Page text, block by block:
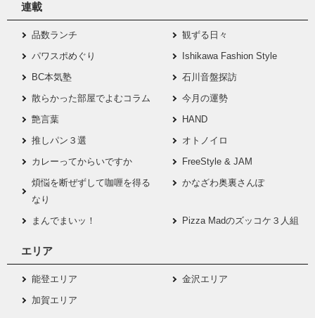
連載
品数ランチ
観ずる日々
パワスポめぐり
Ishikawa Fashion Style
BC本気塾
石川音盤探訪
散らかった部屋でよむコラム
今月の運勢
艶言葉
HAND
推しパン３選
オトノイロ
カレーってからいですか
FreeStyle & JAM
煩悩を断ぜずして咖喱を得る
なり
かなざわ奥裏さんぽ
まんでまいッ！ Pizza Madのズッコケ３人組
エリア
能登エリア
金沢エリア
加賀エリア